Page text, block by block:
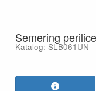
Semering
Katalog: SLB061UN